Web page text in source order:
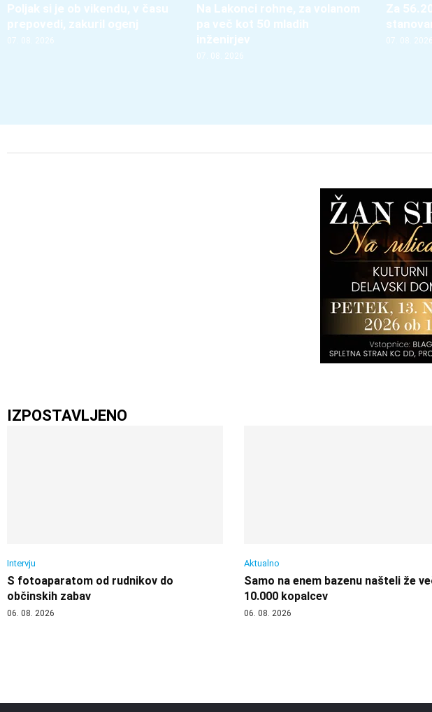
Poljak si je ob vikendu, v času
prepovedi, zakuril ogenj
07. 08. 2026
Na Lakonci rohne, za volanom
pa več kot 50 mladih
inženirjev
07. 08. 2026
Za
07. 08. 2026
IZPOSTAVLJENO
Intervju
S fotoaparatom od rudnikov do
občinskih zabav
06. 08. 2026
Aktualno
Samo na enem bazenu našteli že
10.000 kopalcev
06. 08. 2026